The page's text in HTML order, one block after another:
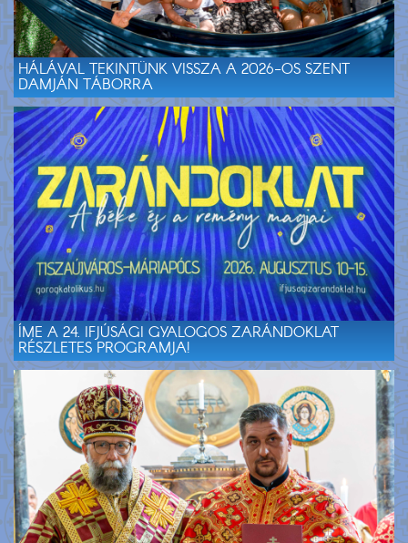
HÁLÁVAL TEKINTÜNK VISSZA A 2026-OS SZENT
DAMJÁN TÁBORRA
ÍME A 24. IFJÚSÁGI GYALOGOS ZARÁNDOKLAT
RÉSZLETES PROGRAMJA!